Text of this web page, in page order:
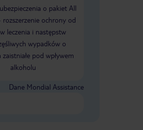
o pakiet All
rozszerzenie ochrony od
leczenia i następstw
wypadków o
zaistniałe pod wpływem
alkoholu
Dane Mondial Assistance